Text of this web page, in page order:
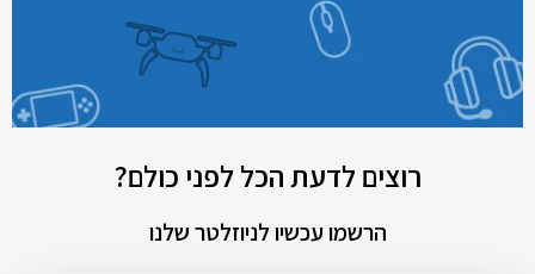
רוצים לדעת הכל לפני כולם?
הרשמו עכשיו לניוזלטר שלנו